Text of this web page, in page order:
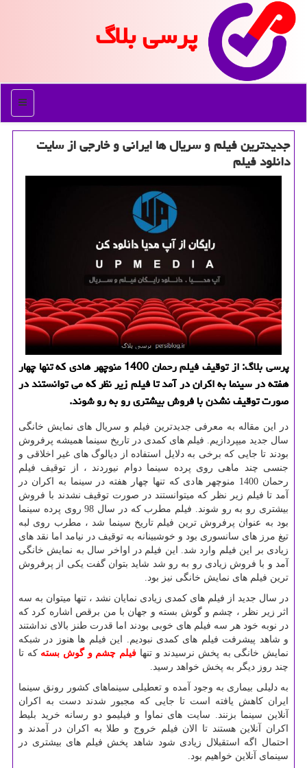
پرسی بلاگ
منو
جدیدترین فیلم و سریال ها ایرانی و خارجی از سایت
دانلود فیلم
پرسی بلاگ: از توقیف فیلم رحمان 1400 منوچهر هادی كه تنها چهار
هفته در سینما به اكران در آمد تا فیلم زیر نظر كه می توانستند در
صورت توقیف نشدن با فروش بیشتری رو به رو شوند.
در این مقاله به معرفی جدیدترین فیلم و سریال های نمایش خانگی
سال جدید میپردازیم. فیلم های کمدی در تاریخ سینما همیشه پرفروش
بودند تا جایی که برخی به دلایل استفاده از دیالوگ های غیر اخلاقی و
جنسی چند ماهی روی پرده سینما دوام نیوردند ، از توقیف فیلم
رحمان 1400 منوچهر هادی که تنها چهار هفته در سینما به اکران در
آمد تا فیلم زیر نظر که میتوانستند در صورت توقیف نشدند با فروش
بیشتری رو به رو شوند. فیلم مطرب که در سال 98 روی پرده سینما
بود به عنوان پرفروش ترین فیلم تاریخ سینما شد ، مطرب روی لبه
تیغ مرز های سانسوری بود و خوشبینانه به توقیف در نیامد اما نقد های
زیادی بر این فیلم وارد شد. این فیلم در اواخر سال به نمایش خانگی
آمد و با فروش زیادی رو به رو شد شاید بتوان گفت یکی از پرفروش
ترین فیلم های نمایش خانگی نیز بود.
در سال جدید از فیلم های کمدی زیادی نمایان نشد ، تنها میتوان به سه
اثر زیر نظر ، چشم و گوش بسته و جهان با من برقص اشاره کرد که
در نوبه خود هر سه فیلم های خوبی بودند اما قدرت طنز بالای نداشتند
و شاهد پیشرفت فیلم های کمدی نبودیم. این فیلم ها هنوز در شبکه
نمایش خانگی به پخش نرسیدند و تنها فیلم چشم و گوش بسته که تا
چند روز دیگر به پخش خواهد رسید.
به دلیلی بیماری به وجود آمده و تعطیلی سینماهای کشور رونق سینما
ایران کاهش یافته است تا جایی که مجبور شدند دست به اکران
آنلاین سینما بزنند. سایت های نماوا و فیلیمو دو رسانه خرید بلیط
اکران آنلاین هستند تا الان فیلم خروج و طلا به اکران در آمدند و
احتمال اگه استقبلال زیادی شود شاهد پخش فیلم های بیشتری در
سینمای آنلاین خواهیم بود.